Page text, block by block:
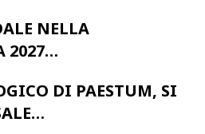
NELLA
2027…
DI PAESTUM, SI